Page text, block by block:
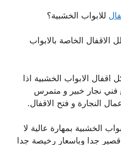
للابواب الخشبية؟
الخاصة بالابواب
الابواب الخشبية اذا
فني نجار خبير و متمرس
النجارة و فتح الاقفال.
الخشبية بمهارة عالية لا
جدا وباسعار رخيصة جدا